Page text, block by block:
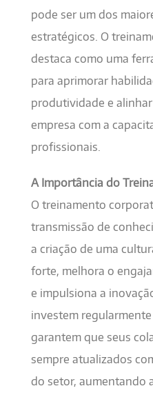
pode ser um dos
estratégicos. O
destaca como uma
para aprimorar
produtividade e
empresa com a
profissionais.
A Importância do
O treinamento
transmissão de
a criação de uma
forte, melhora o
e impulsiona a
investem
garantem que seus
sempre atualizados
do setor, aumentando